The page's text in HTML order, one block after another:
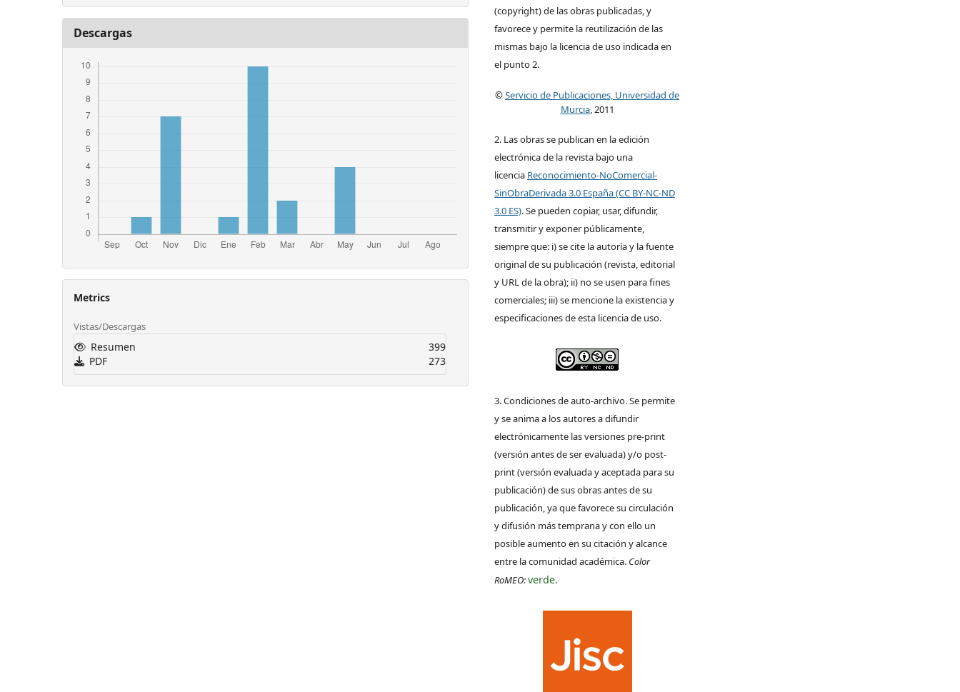
Descargas
Metrics
Vistas/Descargas
Resumen
399
PDF
273
(copyright) de las obras publicadas, y
favorece y permite la reutilización de las
mismas bajo la licencia de uso indicada en
el punto 2.
©Servicio de Publicaciones, Universidad de
Murcia, 2011
2. Las obras se publican en la edición
electrónica de la revista bajo una
licencia Reconocimiento-NoComercial-
SinObraDerivada 3.0 España (CC BY-NC-ND
3.0 ES). Se pueden copiar, usar, difundir,
transmitir y exponer públicamente,
siempre que: i) se cite la autoría y la fuente
original de su publicación (revista, editorial
y URL de la obra); ii) no se usen para fines
comerciales; iii) se mencione la existencia y
especificaciones de esta licencia de uso.
3. Condiciones de auto-archivo. Se permite
y se anima a los autores a difundir
electrónicamente las versiones pre-print
(versión antes de ser evaluada) y/o post-
print (versión evaluada y aceptada para su
publicación) de sus obras antes de su
publicación, ya que favorece su circulación
y difusión más temprana y con ello un
posible aumento en su citación y alcance
entre la comunidad académica. Color
RoMEO:verde.